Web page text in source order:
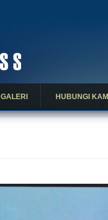
GALERI HUBUNGI KAMI